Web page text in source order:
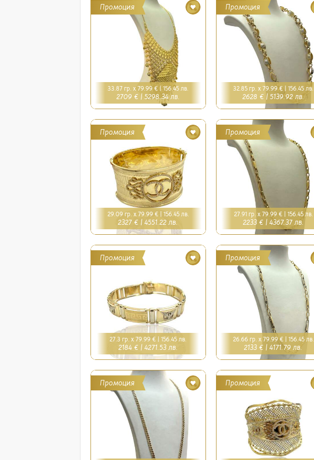
Промоция
33.87 гр. x 79.99 € |156.45 лв.
2709 € | 5298.34 лв.
Промоция
32.85 гр. x 79.99 € |156.45 лв.
2628 € | 5139.92 лв.
Промоция
29.09 гр. x 79.99 € | 156.45 лв.
2327 € |4551.22 лв.
Промоция
27.91 гр. x 79.99 € | 156.45 лв.
2233 € | 4367.37 лв.
Промоция
27.3 гр. x 79.99 € |156.45 лв.
2184 € | 4271.53 лв.
Промоция
26.66 гр. x 79.99 € | 156.45 лв.
2133 € |4171.79 лв.
Промоция Промоция